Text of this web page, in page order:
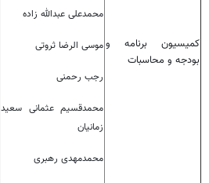
کمیسیون برنامه و
بودجه و محاسبات
محمدعلی عبدالله زاده
موسی الرضا ثروتی
رجب رحمنی
محمدقسیم عثمانی سعید
زمانیان
محمدمهدی رهبری